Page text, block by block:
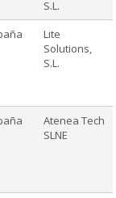
S.L.
Lite
Solutions,
S.L.
Atenea Tech
SLNE